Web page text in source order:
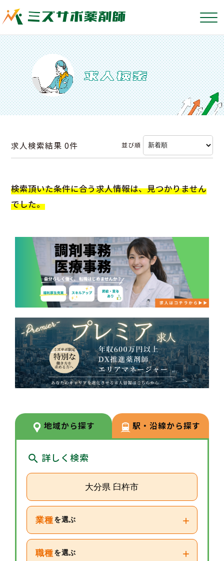
求人検索結果0件 並び順
検索頂いた条件に合う求人情報は、見つかりません
でした。
地域から探す 駅・沿線から探す
詳しく検索
大分県 臼杵市
業種 を選ぶ +
職種 を選ぶ +